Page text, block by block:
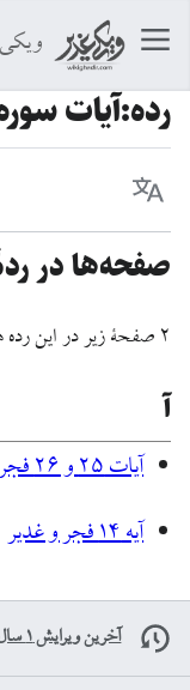
رده:آیات
زبان
صفحه‌ها در
۲ صفحۀ زیر در این رده هستند؛ این رده در کل ۲ صفحه دارد.
آ
آيات ۲۵ و ۲۶ فجر و غدیر
آیه ۱۴ فجر و غدیر
آخرین ویرایش ۱ سال پیش